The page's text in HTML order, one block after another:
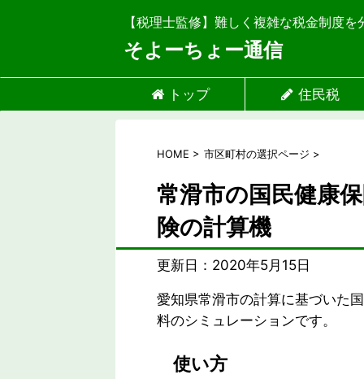
【税理士監修】難しく複雑な税金制度
そよーちょー通信
トップ 住民税
HOME > 市区町村の選択ページ >
常滑市の国民健康
険の計算機
更新日： 2020年5月15日
愛知県常滑市の計算に基づいた
料のシミュレーションです。
使い方